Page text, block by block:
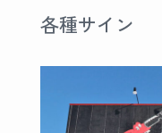
各種サイン